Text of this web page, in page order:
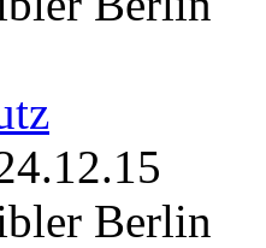
Berlin